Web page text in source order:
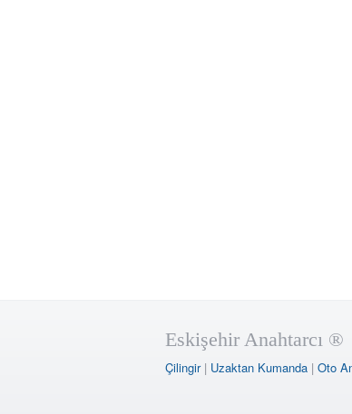
Eskişehir Anahtarcı ®
Çilingir| Uzaktan Kumanda | Oto